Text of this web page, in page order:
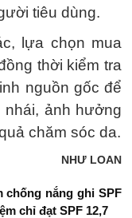
tiêu dùng.
lựa chọn mua
thời kiểm tra
nguồn gốc để
nhái, ảnh hưởng
chăm sóc da.
NHƯ LOAN
chống nắng ghi SPF
chỉ đạt SPF 12,7